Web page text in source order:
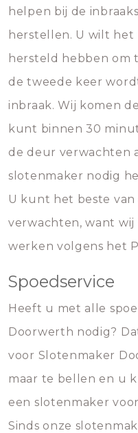
helpen bij de
herstellen. U wilt
hersteld hebben om
de tweede keer
inbraak. Wij komen
kunt binnen 30
de deur verwachten
slotenmaker nodig
U kunt het beste
verwachten, want
werken volgens het
Spoedservice
Heeft u met alle
Doorwerth nodig?
voor Slotenmaker
maar te bellen en u
een slotenmaker
Sinds onze